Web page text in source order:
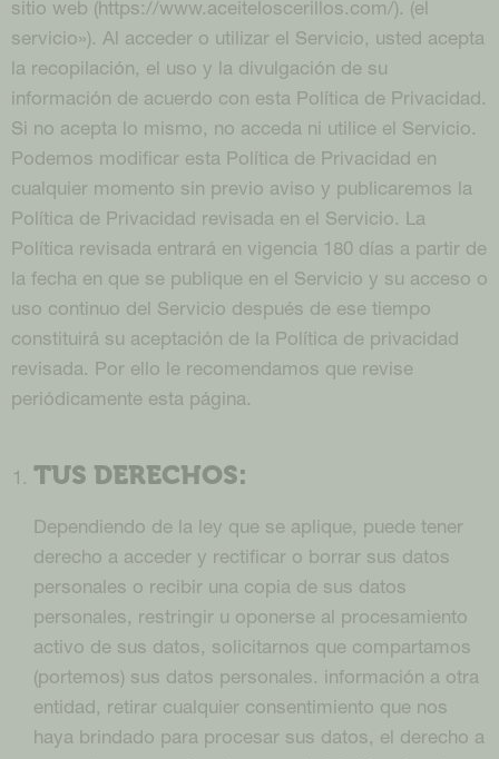
sitio web (https://www.aceiteloscerillos.com/). (el
servicio»). Al acceder o utilizar el Servicio, usted acepta
la recopilación, el uso y la divulgación de su
información de acuerdo con esta Política de Privacidad.
Si no acepta lo mismo, no acceda ni utilice el Servicio.
Podemos modificar esta Política de Privacidad en
cualquier momento sin previo aviso y publicaremos la
Política de Privacidad revisada en el Servicio. La
Política revisada entrará en vigencia 180 días a partir de
la fecha en que se publique en el Servicio y su acceso o
uso continuo del Servicio después de ese tiempo
constituirá su aceptación de la Política de privacidad
revisada. Por ello le recomendamos que revise
periódicamente esta página.
TUS DERECHOS:
Dependiendo de la ley que se aplique, puede tener
derecho a acceder y rectificar o borrar sus datos
personales o recibir una copia de sus datos
personales, restringir u oponerse al procesamiento
activo de sus datos, solicitarnos que compartamos
(portemos) sus datos personales. información a otra
entidad, retirar cualquier consentimiento que nos
haya brindado para procesar sus datos, el derecho a